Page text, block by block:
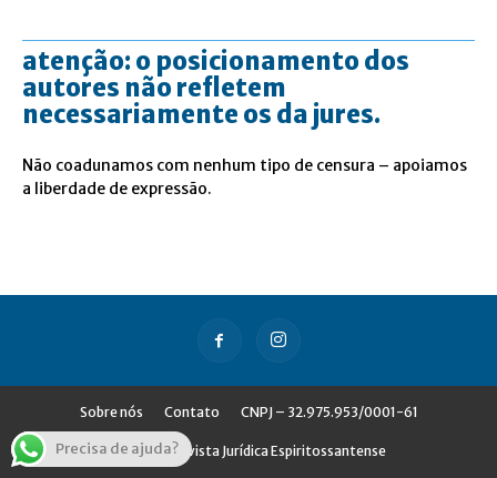
atenção: o posicionamento dos
autores não refletem
necessariamente os da jures.
Não coadunamos com nenhum tipo de censura – apoiamos
a liberdade de expressão.
Sobre nós Contato CNPJ – 32.975.953/0001-61
© Jures - Revista Jurídica Espiritossantense
Precisa de ajuda?